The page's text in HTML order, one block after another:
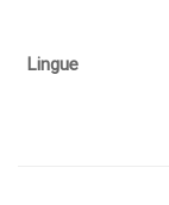
Lingue